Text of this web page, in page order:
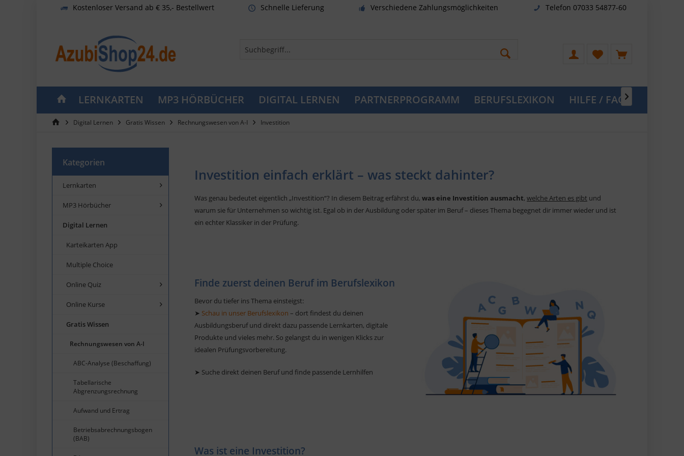
Kostenloser Versand ab € 35,- Bestellwert Schnelle Lieferung Verschiedene Zahlungsmöglichkeiten Telefon 07033 54877-60
LERNKARTEN MP3 HÖRBÜCHER DIGITAL LERNEN PARTNERPROGRAMM BERUFSLEXIKON HILFE / FAQ
Digital Lernen Gratis Wissen Rechnungswesen von A-I Investition
Kategorien
Lernkarten
MP3 Hörbücher
Digital Lernen
Karteikarten App
Multiple Choice
Online Quiz
Online Kurse
Gratis Wissen
Rechnungswesen von A-I
ABC-Analyse (Beschaffung)
Tabellarische
Abgrenzungsrechnung
Aufwand und Ertrag
Betriebsabrechnungsbogen
(BAB)
Investition einfach erklärt – was steckt dahinter?
Was genau bedeutet eigentlich „Investition“? In diesem Beitrag erfährst du, was eine Investition ausmacht, welche Arten es gibt und
warum sie für Unternehmen so wichtig ist. Egal ob in der Ausbildung oder später im Beruf – dieses Thema begegnet dir immer wieder und ist
ein echter Klassiker in der Prüfung.
Finde zuerst deinen Beruf im Berufslexikon
Bevor du tiefer ins Thema einsteigst:
➤ Schau in unser Berufslexikon – dort findest du deinen
Ausbildungsberuf und direkt dazu passende Lernkarten, digitale
Produkte und vieles mehr. So gelangst du in wenigen Klicks zur
idealen Prüfungsvorbereitung.
➤ Suche direkt deinen Beruf und finde passende Lernhilfen
Was ist eine Investition?